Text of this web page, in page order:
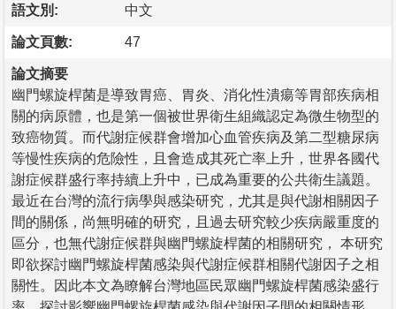
語文別: 中文
論文頁數: 47
論文摘要
幽門螺旋桿菌是導致胃癌、胃炎、消化性潰瘍等胃部疾病相
關的病原體，也是第一個被世界衛生組織認定為微生物型的
致癌物質。而代謝症候群會增加心血管疾病及第二型糖尿病
等慢性疾病的危險性，且會造成其死亡率上升，世界各國代
謝症候群盛行率持續上升中，已成為重要的公共衛生議題。
最近在台灣的流行病學與感染研究，尤其是與代謝相關因子
間的關係，尚無明確的研究，且過去研究較少疾病嚴重度的
區分，也無代謝症候群與幽門螺旋桿菌的相關研究， 本研究
即欲探討幽門螺旋桿菌感染與代謝症候群相關代謝因子之相
關性。因此本文為瞭解台灣地區民眾幽門螺旋桿菌感染盛行